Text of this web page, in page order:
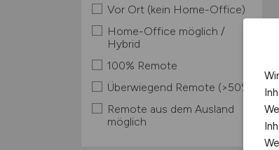
Vor Ort (kein Home-Office)
Home-Office möglich /
Hybrid
100% Remote
Überwiegend Remote (>50%)
Remote aus dem Ausland
möglich